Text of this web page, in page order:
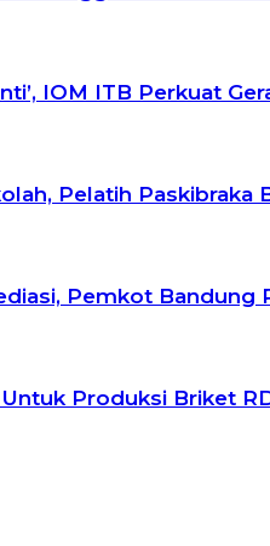
IOM ITB Perkuat
Pelatih Paskibraka
Pemkot Bandung
Produksi Briket